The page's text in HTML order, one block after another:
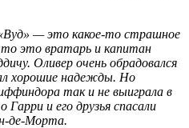
— это какое-то страшное
это вратарь и капитан
Оливер очень обрадовался
хорошие надежды. Но
так и не выиграла в
и его друзья спасали
де-Морта.